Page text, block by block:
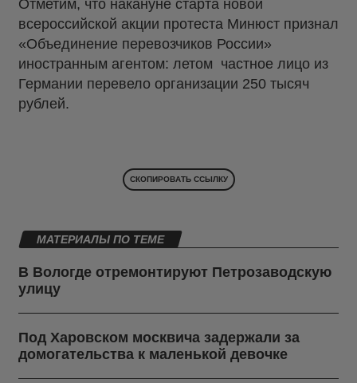
Отметим, что накануне старта новой
всероссийской акции протеста Минюст признал
«Объединение перевозчиков России»
иностранным агентом: летом частное лицо из
Германии перевело организации 250 тысяч
рублей.
СКОПИРОВАТЬ ССЫЛКУ
МАТЕРИАЛЫ ПО ТЕМЕ
В Вологде отремонтируют Петрозаводскую
улицу
Под Харовском москвича задержали за
домогательства к маленькой девочке